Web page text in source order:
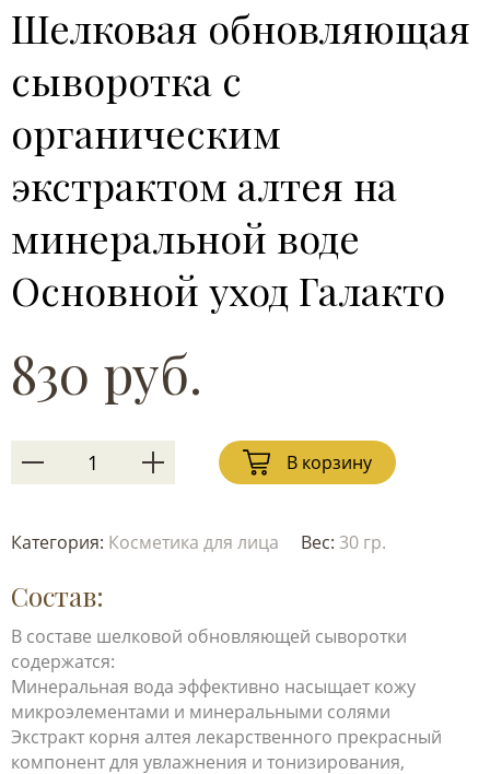
Шелковая обновляющая
сыворотка c
органическим
экстрактом алтея на
минеральной воде
Основной уход Галакто
830 руб.
В корзину
Категория: Косметика для лица Вес: 30 гр.
Состав:
В составе шелковой обновляющей сыворотки
содержатся:
Минеральная вода эффективно насыщает кожу
микроэлементами и минеральными солями
Экстракт корня алтея лекарственного прекрасный
компонент для увлажнения и тонизирования,